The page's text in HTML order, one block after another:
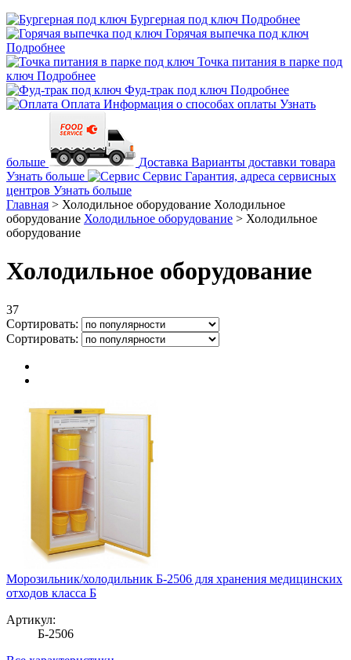
Бургерная под ключ Подробнее
Горячая выпечка под ключ
Подробнее
Точка питания в парке под
ключ Подробнее
Фуд-трак под ключ Подробнее
Оплата Информация о способах оплаты Узнать
больше Доставка Варианты доставки товара
Узнать больше
Сервис Гарантия, адреса сервисных
центров Узнать больше
Главная > Холодильное оборудование Холодильное
оборудование Холодильное оборудование > Холодильное
оборудование
Холодильное оборудование
37
Сортировать:
Сортировать:
Морозильник/холодильник Б-2506 для хранения медицинских
отходов класса Б
Артикул:
Б-2506